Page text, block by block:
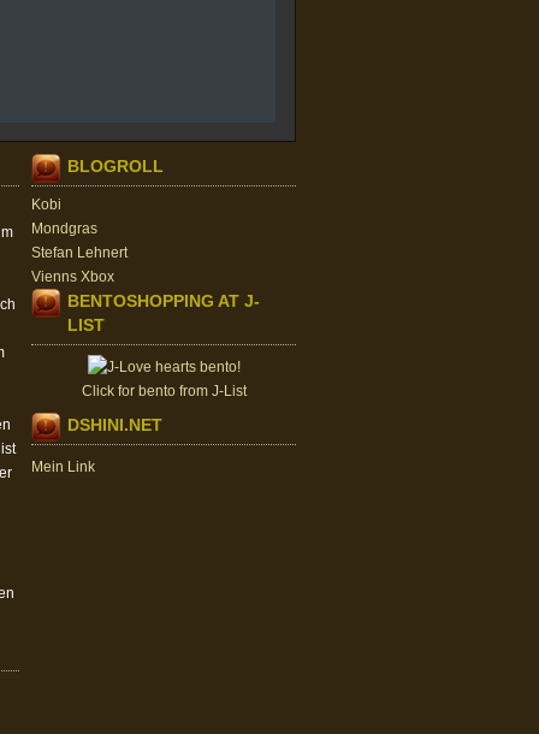
BLOGROLL
Kobi
Mondgras
Stefan Lehnert
Vienns Xbox
BENTOSHOPPING AT J-
LIST
Click for bento from J-List
DSHINI.NET
Mein Link